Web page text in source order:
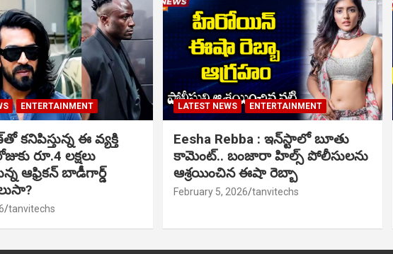
ENTERTAINMENT
ఈ వ్యక్తి
రూ.4 లక్షలు
ఆఫ్రికన్ బాడీగార్డ్
tanvitechs
LATEST NEWS ENTERTAINMENT
Eesha Rebba : ఇన్‌స్టాలో బూతు
కామెంట్.. బంజారా హిల్స్ పోలీసులను
ఆశ్రయించిన ఈషా రెబ్బా
February 5, 2026 tanvitechs